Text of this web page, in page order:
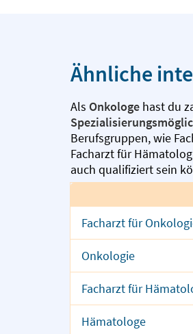
Ähnliche
Als Onkologe hast du
Berufsgruppen, wie
Facharzt für
auch qualifiziert sein
Facharzt für
Onkologie
Facharzt für
Hämatologe